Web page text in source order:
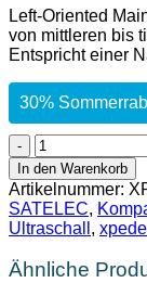
Left-Oriented
von mittleren bis
Entspricht einer
30%
SATELEC
Endo
left
sTK2L
Menge
In den Warenkorb
Artikelnummer:
SATELEC,
Ultraschall ,
Ähnliche